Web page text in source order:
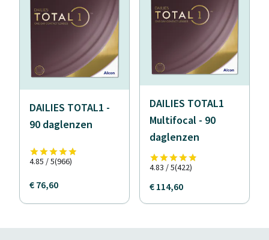
DAILIES TOTAL1 -
90 daglenzen
4.85 / 5(966)
€ 76,60
DAILIES TOTAL1
Multifocal - 90
daglenzen
4.83 / 5(422)
€ 114,60